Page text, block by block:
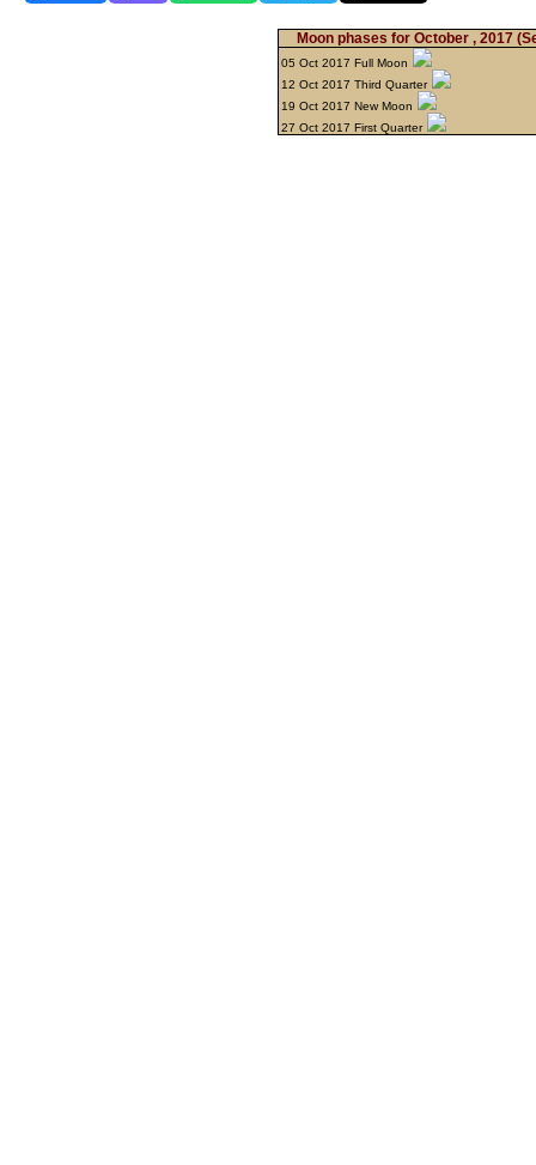
Moon phases for October , 2017
05 Oct 2017 Full Moon
12 Oct 2017 Third Quarter
19 Oct 2017 New Moon
27 Oct 2017 First Quarter